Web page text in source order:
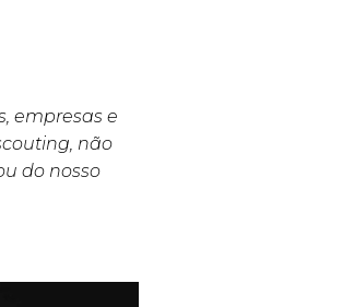
empresas e
não
do nosso